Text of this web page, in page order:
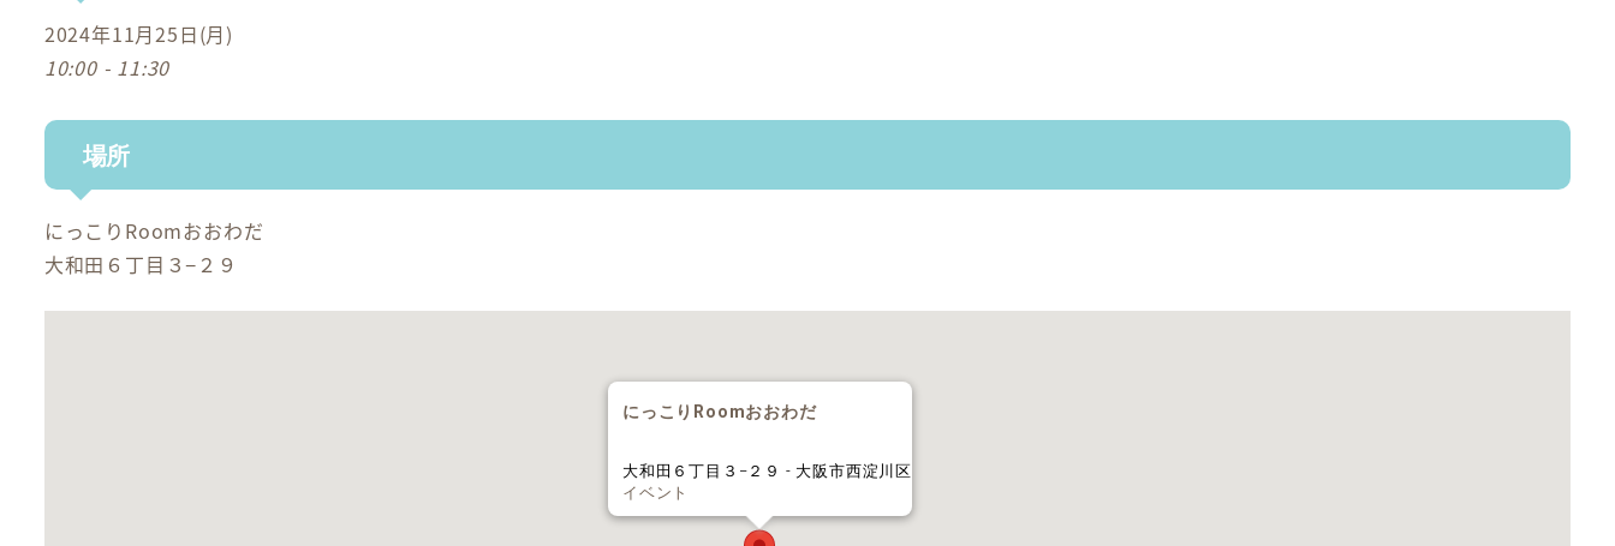
2024年11月25日(月)
10:00 - 11:30
場所
にっこりRoomおおわだ
大和田６丁目３−２９
にっこりRoomおおわだ
大和田６丁目３−２９ - 大阪市西淀川区
イベント